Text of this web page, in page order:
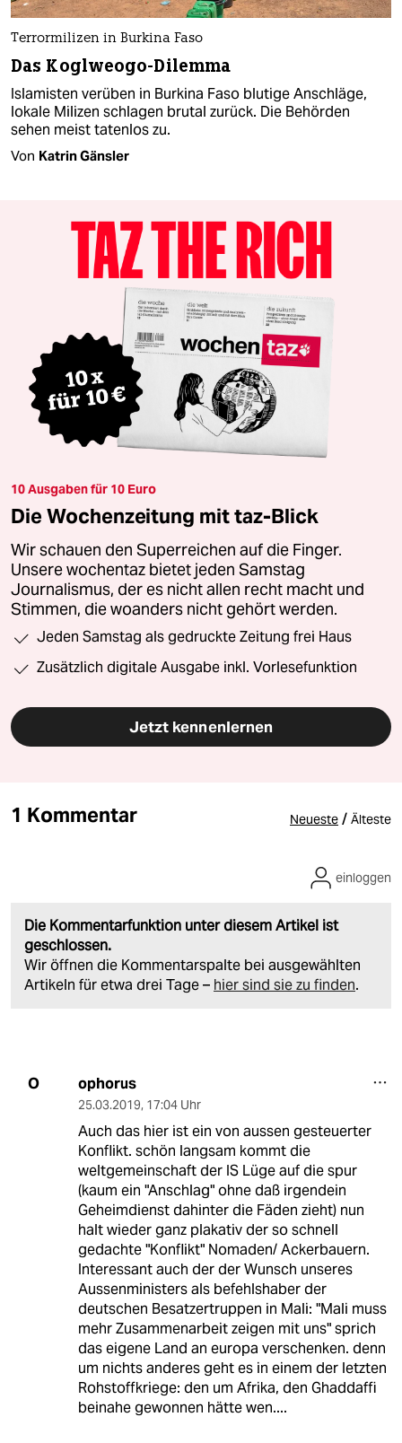
Terrormilizen in Burkina Faso
Das Koglweogo-Dilemma
Islamisten verüben in Burkina Faso blutige Anschläge,
lokale Milizen schlagen brutal zurück. Die Behörden
sehen meist tatenlos zu.
Von Katrin Gänsler
10 Ausgaben für 10 Euro
Die Wochenzeitung mit taz-Blick
Wir schauen den Superreichen auf die Finger.
Unsere wochentaz bietet jeden Samstag
Journalismus, der es nicht allen recht macht und
Stimmen, die woanders nicht gehört werden.
Jeden Samstag als gedruckte Zeitung frei Haus
Zusätzlich digitale Ausgabe inkl. Vorlesefunktion
Jetzt kennenlernen
1 Kommentar Neueste / Älteste
Die Kommentarfunktion unter diesem Artikel ist
geschlossen.
Wir öffnen die Kommentarspalte bei ausgewählten
Artikeln für etwa drei Tage – hier sind sie zu finden.
einloggen
O ophorus
25.03.2019, 17:04 Uhr
Auch das hier ist ein von aussen gesteuerter
Konflikt. schön langsam kommt die
weltgemeinschaft der IS Lüge auf die spur
(kaum ein "Anschlag" ohne daß irgendein
Geheimdienst dahinter die Fäden zieht) nun
halt wieder ganz plakativ der so schnell
gedachte "Konflikt" Nomaden/ Ackerbauern.
Interessant auch der der Wunsch unseres
Aussenministers als befehlshaber der
deutschen Besatzertruppen in Mali: "Mali muss
mehr Zusammenarbeit zeigen mit uns" sprich
das eigene Land an europa verschenken. denn
um nichts anderes geht es in einem der letzten
Rohstoffkriege: den um Afrika, den Ghaddaffi
beinahe gewonnen hätte wen....